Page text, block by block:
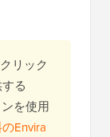
リック
る
を使用
Envira